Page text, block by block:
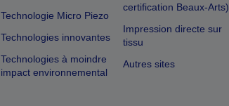
Technologie Micro Piezo
Technologies innovantes
Technologies à moindre
impact environnemental
certification Beaux-Arts)
Impression directe sur
tissu
Autres sites